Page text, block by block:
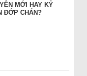
MỚI HAY KỶ
ĐỚP CHÁN?